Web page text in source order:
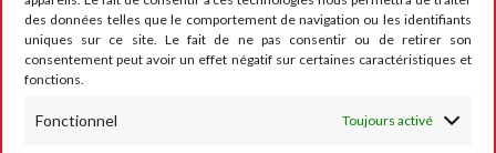
des données telles que le comportement de navigation ou les identifiants
uniques sur ce site. Le fait de ne pas consentir ou de retirer son
consentement peut avoir un effet négatif sur certaines caractéristiques et
fonctions.
Fonctionnel Toujours activé
CONTACT
RUMESM ASBL – Circuit Jules Tacheny